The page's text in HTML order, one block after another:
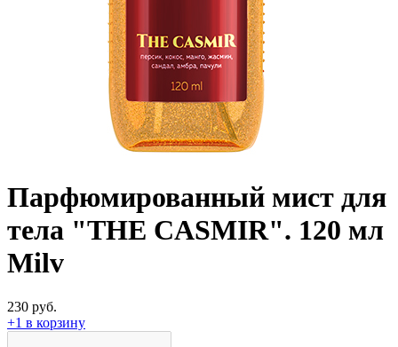
Парфюмированный мист для
тела "THE CASMIR". 120 мл
Milv
230 руб.
+1 в корзину